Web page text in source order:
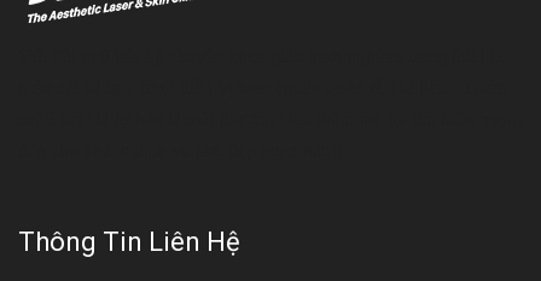
Thông Tin Liên Hệ